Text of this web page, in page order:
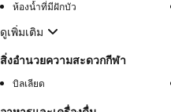
ห้องน้ำที่มีฝักบัว
ดูเพิ่มเติม
สิ่งอำนวยความสะดวกกีฬา
บิลเลียด